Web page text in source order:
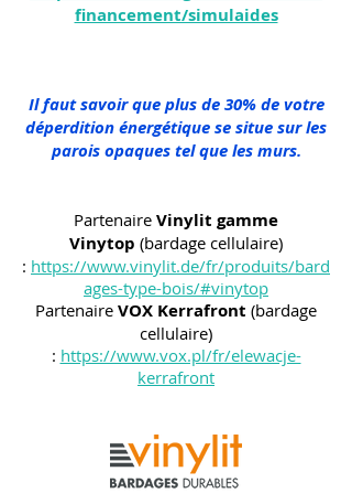
financement/simulaides
Il faut savoir que plus de 30% de votre
déperdition énergétique se situe sur les
parois opaques tel que les murs.
Partenaire Vinylit gamme
Vinytop (bardage cellulaire)
: https://www.vinylit.de/fr/produits/bard
ages-type-bois/#vinytop
Partenaire VOX Kerrafront (bardage
cellulaire)
: https://www.vox.pl/fr/elewacje-
kerrafront